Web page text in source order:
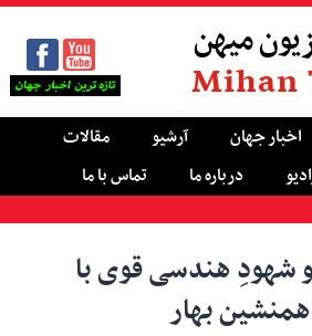
میهن
Mihan
اخبار جهان آرشیو
مقالات
درباره ما تماس با ما
شهودِ هندسی قوی با
بهار